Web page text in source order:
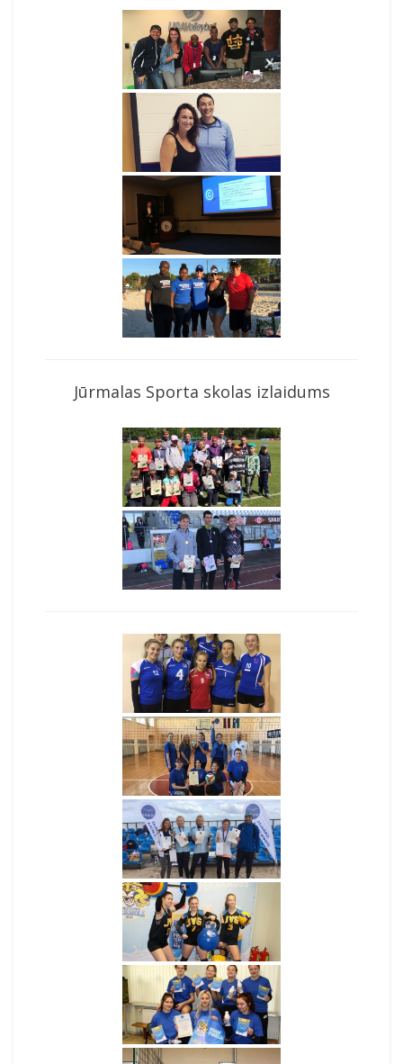
Jūrmalas Sporta skolas izlaidums